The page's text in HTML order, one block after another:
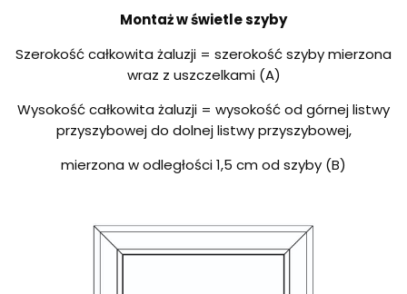
Montaż w świetle szyby
Szerokość całkowita żaluzji = szerokość szyby mierzona
wraz z uszczelkami (A)
Wysokość całkowita żaluzji = wysokość od górnej listwy
przyszybowej do dolnej listwy przyszybowej,
mierzona w odległości 1,5 cm od szyby (B)